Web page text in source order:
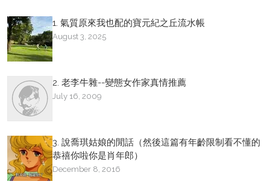
1. 氣質原來我也配的寶元紀之丘流水帳
August 3, 2025
2. 老李牛雜--變態女作家真情推薦
July 16, 2009
3. 說喬琪姑娘的閒話（然後這篇有年齡限制看不懂的
恭禧你啦你是肖年郎）
December 8, 2016